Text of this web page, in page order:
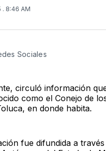
. 8:46 AM
Sociales
circuló información
como el Conejo de
en donde habita.
fue difundida a